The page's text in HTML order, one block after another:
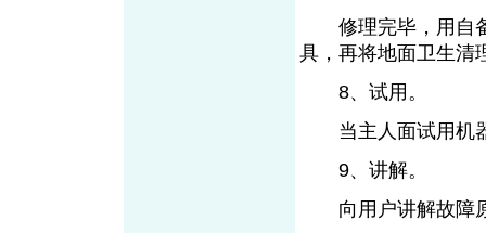
修理完毕，用自备
具，再将地面卫生清
8、试用。
当主人面试用机器
9、讲解。
向用户讲解故障原